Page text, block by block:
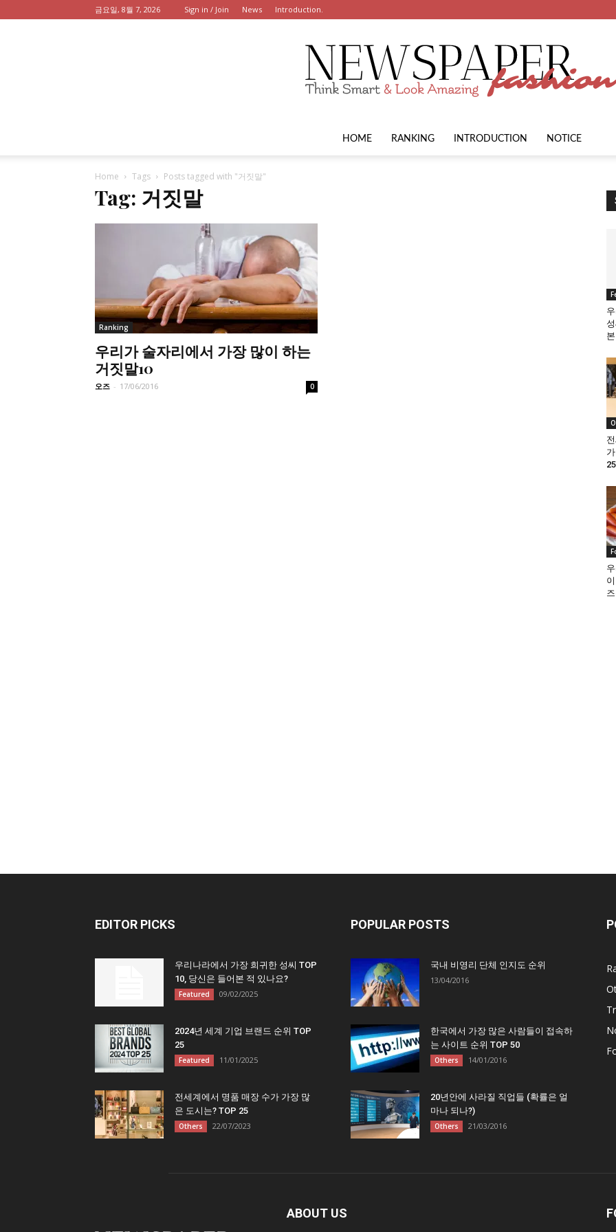
금요일, 8월 7, 2026 Sign in / Join News Introduction.
HOME RANKING INTRODUCTION NOTICE
Home Tags Posts tagged with "거짓말"
Tag: 거짓말
Ranking
우리가 술자리에서 가장 많이 하는
거짓말10
오즈 - 17/06/2016 0
25
EDITOR PICKS
우리나라에서 가장 희귀한 성씨 TOP
10, 당신은 들어본 적 있나요?
Featured 09/02/2025
2024년 세계 기업 브랜드 순위 TOP
25
Featured 11/01/2025
전세계에서 명품 매장 수가 가장 많
은 도시는? TOP 25
Others 22/07/2023
POPULAR POSTS
국내 비영리 단체 인지도 순위
13/04/2016
한국에서 가장 많은 사람들이 접속하
는 사이트 순위 TOP 50
Others 14/01/2016
20년안에 사라질 직업들 (확률은 얼
마나 되나?)
Others 21/03/2016
ABOUT US